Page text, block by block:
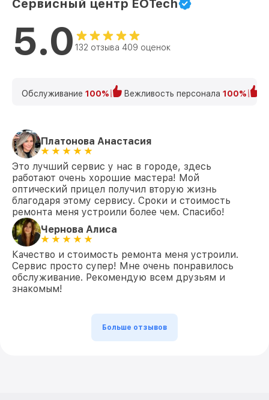
Сервисный центр EOTech
5.0 132 отзыва 409 оценок
Обслуживание 100% Вежливость персонала 100%
Платонова Анастасия
Это лучший сервис у нас в городе, здесь
работают очень хорошие мастера! Мой
оптический прицел получил вторую жизнь
благодаря этому сервису. Сроки и стоимость
ремонта меня устроили более чем. Спасибо!
Чернова Алиса
Качество и стоимость ремонта меня устроили.
Сервис просто супер! Мне очень понравилось
обслуживание. Рекомендую всем друзьям и
знакомым!
Больше отзывов